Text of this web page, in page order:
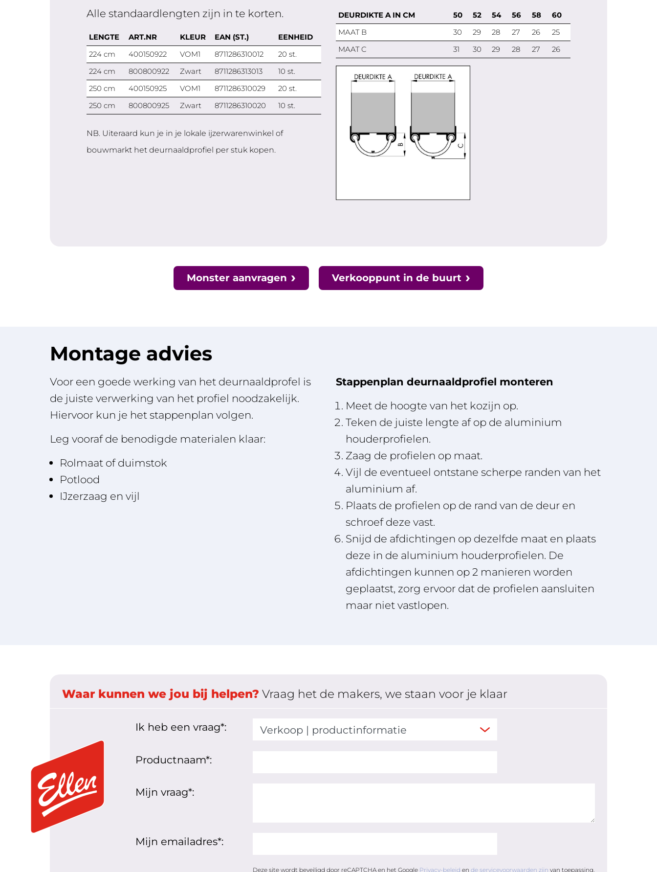
Alle standaardlengten zijn in te korten.
LENGTE ART.NR KLEUR EAN (ST.)
EENHEID
224 cm
400150922 VOM1 8711286310012
20 st.
224 cm
800800922 Zwart 8711286313013
10 st.
250 cm
400150925 VOM1 8711286310029
20 st.
250 cm
800800925 Zwart 8711286310020 10 st.
NB. Uiteraard kun je in je lokale ijzerwarenwinkel of
bouwmarkt het deurnaaldprofiel per stuk kopen.
DEURDIKTE A IN CM 50 52 54 56 58
60
MAAT B
30 29 28 27 26
25
MAAT C
31 30 29 28 27 26
Monster aanvragen Verkooppunt in de buurt
Montage advies
Voor een goede werking van het deurnaaldprofel is
de juiste verwerking van het profiel noodzakelijk.
Hiervoor kun je het stappenplan volgen.
Leg vooraf de benodigde materialen klaar:
Rolmaat of duimstok
Potlood
IJzerzaag en vijl
Stappenplan deurnaaldprofiel monteren
Meet de hoogte van het kozijn op.
Teken de juiste lengte af op de aluminium
houderprofielen.
Zaag de profielen op maat.
Vijl de eventueel ontstane scherpe randen van het
aluminium af.
Plaats de profielen op de rand van de deur en
schroef deze vast.
Snijd de afdichtingen op dezelfde maat en plaats
deze in de aluminium houderprofielen. De
afdichtingen kunnen op 2 manieren worden
geplaatst, zorg ervoor dat de profielen aansluiten
maar niet vastlopen.
Waar kunnen we jou bij helpen? Vraag het de makers, we staan voor je klaar
Ik heb een vraag*:
Productnaam*:
Mijn vraag*:
Mijn emailadres*:
Deze site wordt beveiligd door reCAPTCHA en het Google Privacy-beleid en de servicevoorwaarden zijn van toepassing.